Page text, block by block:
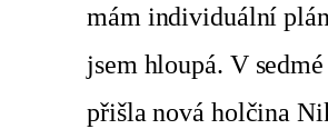
mám individuální
jsem hloupá. V
přišla nová holčina